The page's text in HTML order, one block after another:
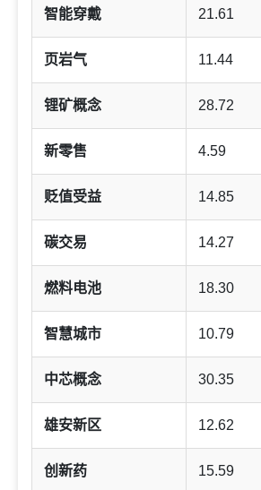
智能穿戴 21.61
页岩气 11.44
锂矿概念 28.72
新零售 4.59
贬值受益 14.85
碳交易 14.27
燃料电池 18.30
智慧城市 10.79
中芯概念 30.35
雄安新区 12.62
创新药 15.59